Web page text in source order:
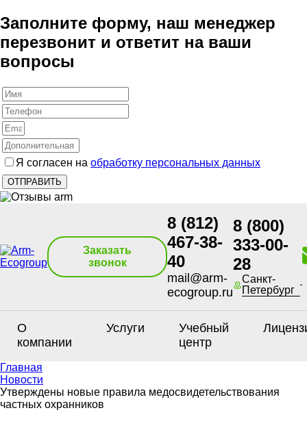
Заполните форму, наш менеджер
перезвонит и ответит на ваши
вопросы
Я согласен на обработку персональных данных
Заказать
звонок
8 (812)
467-38-
40
mail@arm-
ecogroup.ru
8 (800)
333-00-
28
Санкт-
Петербург
О
компании
Услуги
Учебный
центр
Главная
Новости
Утверждены новые правила медосвидетельствования
частных охранников